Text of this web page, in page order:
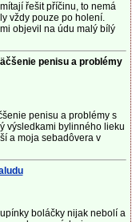
řešit příčinu, to nemá
vždy pouze po holení.
objevil na údu malý bílý
penisu a problémy
penisu a problémy s
výsledkami bylinného lieku
a moja sebadôvera v
boláčky nijak nebolí a